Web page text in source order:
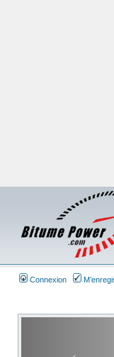
Connexion